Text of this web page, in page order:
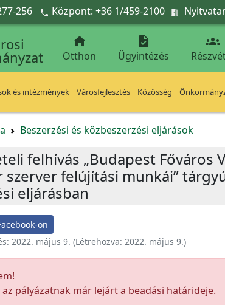
256  Központ: +36 1/459-2100 

Otthon

Ügyintézés

és intézmények Városfejlesztés Közösség
Beszerzési és közbeszerzési eljárások
felhívás „Budapest
szerver felújítási munkái”
eljárásban
on
2022. május 9. (Létrehozva: 2022. május 9.)
az pályázatnak már lejárt a beadási határideje.